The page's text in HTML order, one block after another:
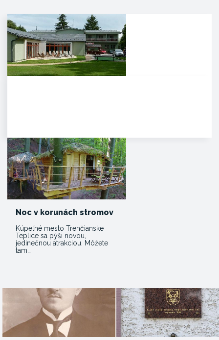
Noc v korunách stromov
Kúpeľné mesto Trenčianske
Teplice sa pýši novou,
jedinečnou atrakciou. Môžete
tam…